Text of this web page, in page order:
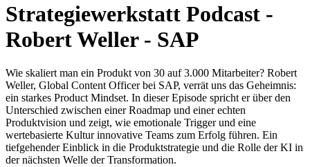
Strategiewerkstatt Podcast -
Robert Weller - SAP
Wie skaliert man ein Produkt von 30 auf 3.000 Mitarbeiter? Robert
Weller, Global Content Officer bei SAP, verrät uns das Geheimnis:
ein starkes Product Mindset. In dieser Episode spricht er über den
Unterschied zwischen einer Roadmap und einer echten
Produktvision und zeigt, wie emotionale Trigger und eine
wertebasierte Kultur innovative Teams zum Erfolg führen. Ein
tiefgehender Einblick in die Produktstrategie und die Rolle der KI in
der nächsten Welle der Transformation.